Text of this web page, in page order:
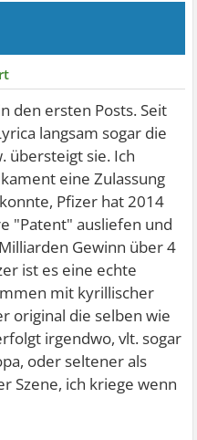
den ersten Posts. Seit
langsam sogar die
übersteigt sie. Ich
eine Zulassung
Pfizer hat 2014
"Patent" ausliefen und
Gewinn über 4
ist es eine echte
mit kyrillischer
original die selben wie
irgendwo, vlt. sogar
oder seltener als
Szene, ich kriege wenn